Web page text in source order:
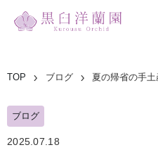
TOP ブログ 夏の帰省の手
ブログ
2025.07.18